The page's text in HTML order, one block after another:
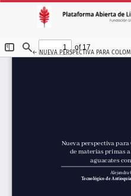
← VOLVER A LOS DETALLES DEL
NUEVA PERSPECTIVA PARA